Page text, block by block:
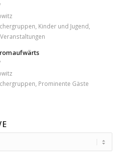
Kinder und Jugend
Veranstaltungen
Prominente Gäste